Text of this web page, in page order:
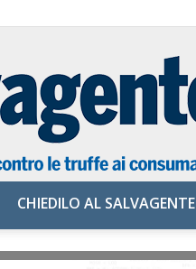
CHIEDILO AL SALVAGENTE